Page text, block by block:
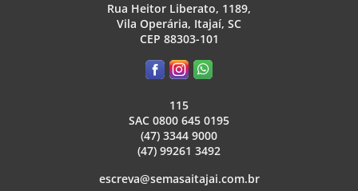
Rua Heitor Liberato, 1189,
Vila Operária, Itajaí, SC
CEP 88303-101
115
SAC 0800 645 0195
(47) 3344 9000
(47) 99261 3492
escreva@semasaitajai.com.br